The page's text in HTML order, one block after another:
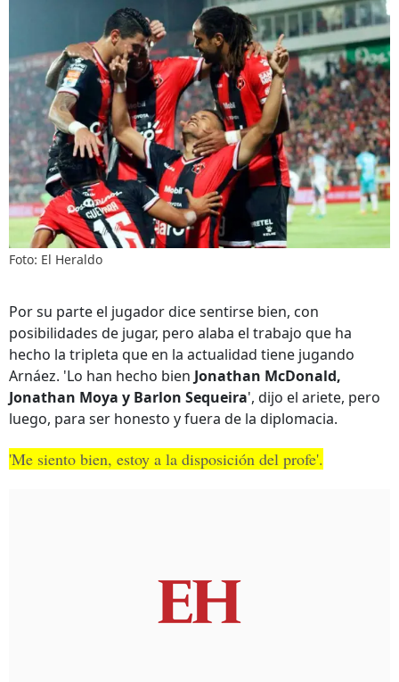
Foto: El Heraldo
Por su parte el jugador dice sentirse bien, con
posibilidades de jugar, pero alaba el trabajo que ha
hecho la tripleta que en la actualidad tiene jugando
Arnáez. 'Lo han hecho bien Jonathan McDonald,
Jonathan Moya y Barlon Sequeira', dijo el ariete, pero
luego, para ser honesto y fuera de la diplomacia.
'Me siento bien, estoy a la disposición del profe'.